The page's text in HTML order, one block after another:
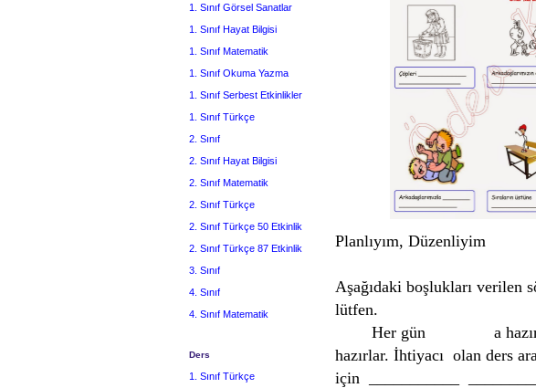
Planlıyım, Düzenliyim
Aşağıdaki boşlukları verilen
lütfen.
Her gün a
hazırlar. İhtiyacı olan ders
için ___________
1. Sınıf Görsel Sanatlar
1. Sınıf Hayat Bilgisi
1. Sınıf Matematik
1. Sınıf Okuma Yazma
1. Sınıf Serbest Etkinlikler
1. Sınıf Türkçe
2. Sınıf
2. Sınıf Hayat Bilgisi
2. Sınıf Matematik
2. Sınıf Türkçe
2. Sınıf Türkçe 50 Etkinlik
2. Sınıf Türkçe 87 Etkinlik
3. Sınıf
4. Sınıf
4. Sınıf Matematik
Ders
1. Sınıf Türkçe